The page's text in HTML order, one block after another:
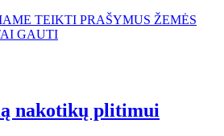
TEIKTI PRAŠYMUS ŽEMĖS
GAUTI
nakotikų plitimui